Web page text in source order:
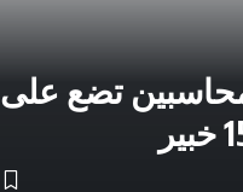
تضع على